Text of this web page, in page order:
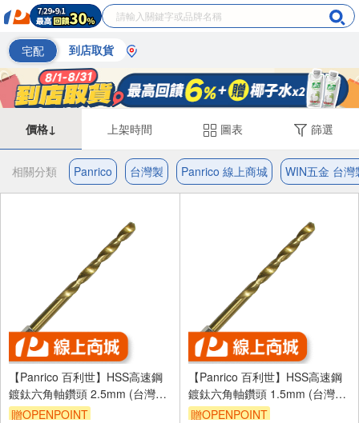
宅配 到店取貨
價格↓ 上架時間 圖表 篩選
相關分類 Panrico 台灣製 Panrico 線上商城 WIN五金 台灣
【Panrico 百利世】HSS高速鋼
鍍鈦六角軸鑽頭 2.5mm (台灣製
造)
贈OPENPOINT
【Panrico 百利世】HSS高速鋼
鍍鈦六角軸鑽頭 1.5mm (台灣製
造)
贈OPENPOINT